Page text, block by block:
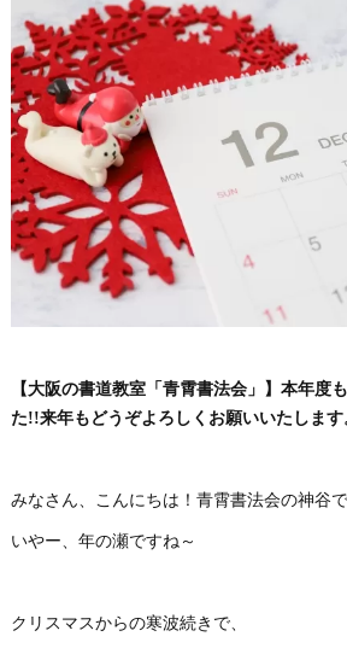
【大阪の書道教室「青霄書法会」】本年度
た!!来年もどうぞよろしくお願いいたします
みなさん、こんにちは！青霄書法会の神谷で
いやー、年の瀬ですね～
クリスマスからの寒波続きで、